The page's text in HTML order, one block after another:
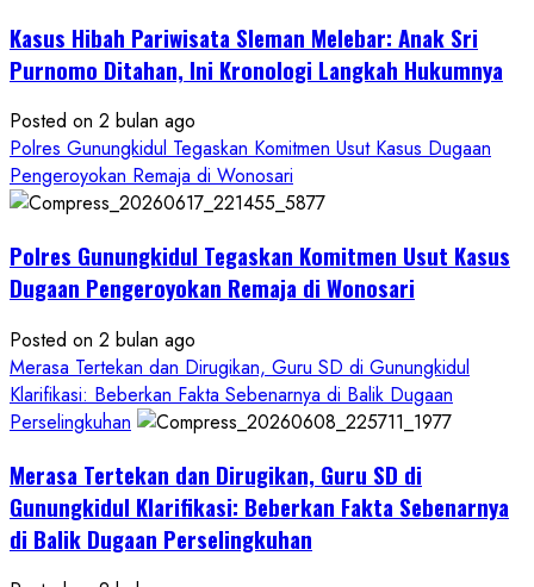
Sampai
Tuntas
Kasus Hibah Pariwisata Sleman Melebar: Anak Sri
Purnomo Ditahan, Ini Kronologi Langkah Hukumnya
Posted on 2 bulan ago
Polres Gunungkidul Tegaskan Komitmen Usut Kasus Dugaan
Pengeroyokan Remaja di Wonosari
Polres Gunungkidul Tegaskan Komitmen Usut Kasus
Dugaan Pengeroyokan Remaja di Wonosari
Posted on 2 bulan ago
Merasa Tertekan dan Dirugikan, Guru SD di Gunungkidul
Klarifikasi: Beberkan Fakta Sebenarnya di Balik Dugaan
Perselingkuhan
Merasa Tertekan dan Dirugikan, Guru SD di
Gunungkidul Klarifikasi: Beberkan Fakta Sebenarnya
di Balik Dugaan Perselingkuhan